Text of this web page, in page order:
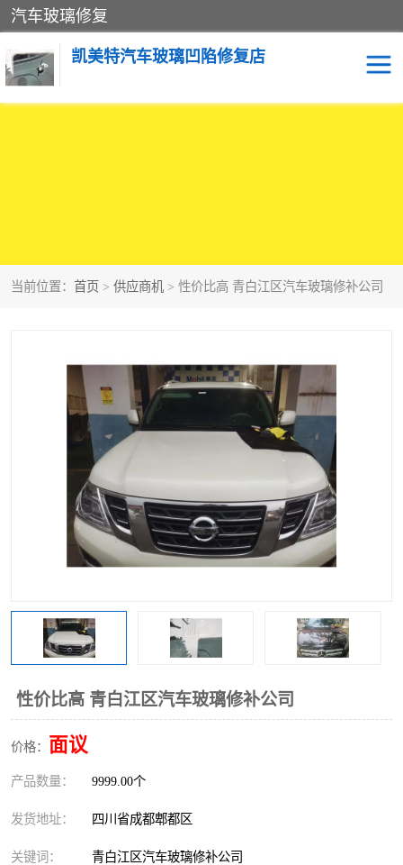
汽车玻璃修复
凯美特汽车玻璃凹陷修复店
当前位置： 首页 > 供应商机 > 性价比高 青白江区汽车玻璃修补公司
性价比高 青白江区汽车玻璃修补公司
价格： 面议
产品数量： 9999.00个
发货地址： 四川省成都郫都区
关键词： 青白江区汽车玻璃修补公司